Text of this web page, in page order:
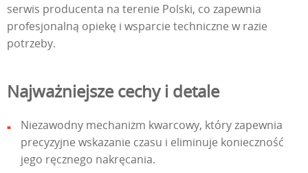
serwis producenta na terenie Polski, co zapewnia
profesjonalną opiekę i wsparcie techniczne w razie
potrzeby.
Najważniejsze cechy i detale
Niezawodny mechanizm kwarcowy, który zapewnia
precyzyjne wskazanie czasu i eliminuje konieczność
jego ręcznego nakręcania.